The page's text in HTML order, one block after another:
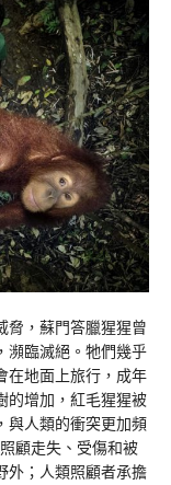
脅，蘇門答臘猩猩曾
瀕臨滅絕。牠們幾乎
在地面上旅行，成年
的增加，紅毛猩猩被
與人類的衝突更加頻
顧走失、受傷和被
外；人類照顧者承擔